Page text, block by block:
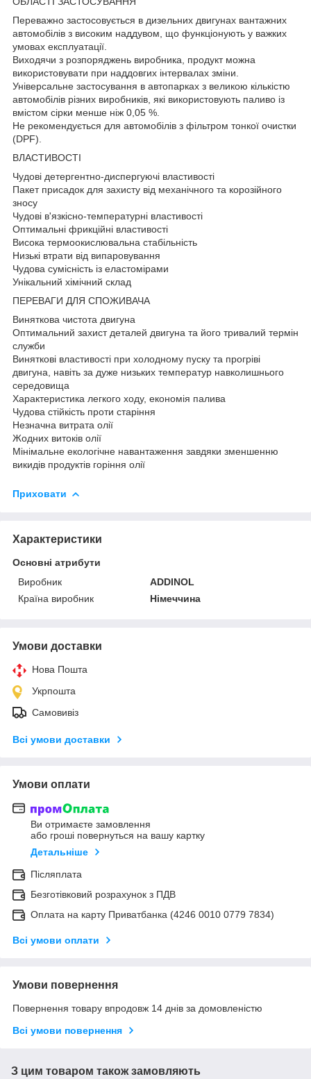
Переважно застосовується в дизельних двигунах вантажних
автомобілів з високим наддувом, що функціонують у важких
умовах експлуатації.
Виходячи з розпоряджень виробника, продукт можна
використовувати при наддовгих інтервалах зміни.
Універсальне застосування в автопарках з великою кількістю
автомобілів різних виробників, які використовують паливо із
вмістом сірки менше ніж 0,05 %.
Не рекомендується для автомобілів з фільтром тонкої очистки
(DPF).
ВЛАСТИВОСТІ
Чудові детергентно-диспергуючі властивості
Пакет присадок для захисту від механічного та корозійного
зносу
Чудові в'язкісно-температурні властивості
Оптимальні фрикційні властивості
Висока термоокислювальна стабільність
Низькі втрати від випаровування
Чудова сумісність із еластомірами
Унікальний хімічний склад
ПЕРЕВАГИ ДЛЯ СПОЖИВАЧА
Виняткова чистота двигуна
Оптимальний захист деталей двигуна та його тривалий термін
служби
Виняткові властивості при холодному пуску та прогріві
двигуна, навіть за дуже низьких температур навколишнього
середовища
Характеристика легкого ходу, економія палива
Чудова стійкість проти старіння
Незначна витрата олії
Жодних витоків олії
Мінімальне екологічне навантаження завдяки зменшенню
викидів продуктів горіння олії
Приховати
Характеристики
Основні атрибути
Виробник
ADDINOL
Країна виробник
Німеччина
Умови доставки
Нова Пошта
Укрпошта
Самовивіз
Всі умови доставки
Умови оплати
Ви отримаєте замовлення
або гроші повернуться на вашу картку
Детальніше
Післяплата
Безготівковий розрахунок з ПДВ
Оплата на карту Приватбанка (4246 0010 0779 7834)
Всі умови оплати
Умови повернення
Повернення товару впродовж 14 днів за домовленістю
Всі умови повернення
З цим товаром також замовляють